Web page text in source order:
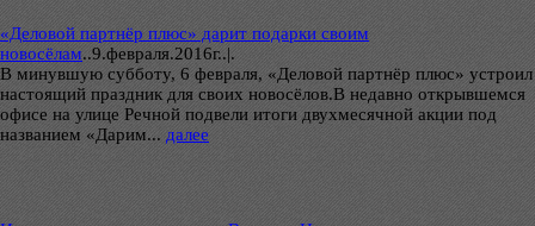
«Деловой партнёр плюс» дарит подарки своим
новосёлам..9.февраля.2016г..|.
В минувшую субботу, 6 февраля, «Деловой партнёр плюс» устроил
настоящий праздник для своих новосёлов.В недавно открывшемся
офисе на улице Речной подвели итоги двухмесячной акции под
названием «Дарим... далее